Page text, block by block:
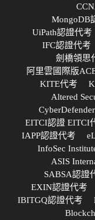
MongoDB
UiPath認證代考
IFC認證代考
劍橋領思
阿里雲國際版
KITE代考
Altered
EITCI認證 EITCI
IAPP認證代考
InfoSec
ASIS
SABSA認證
EXIN認證代考
IBITGQ認證代考